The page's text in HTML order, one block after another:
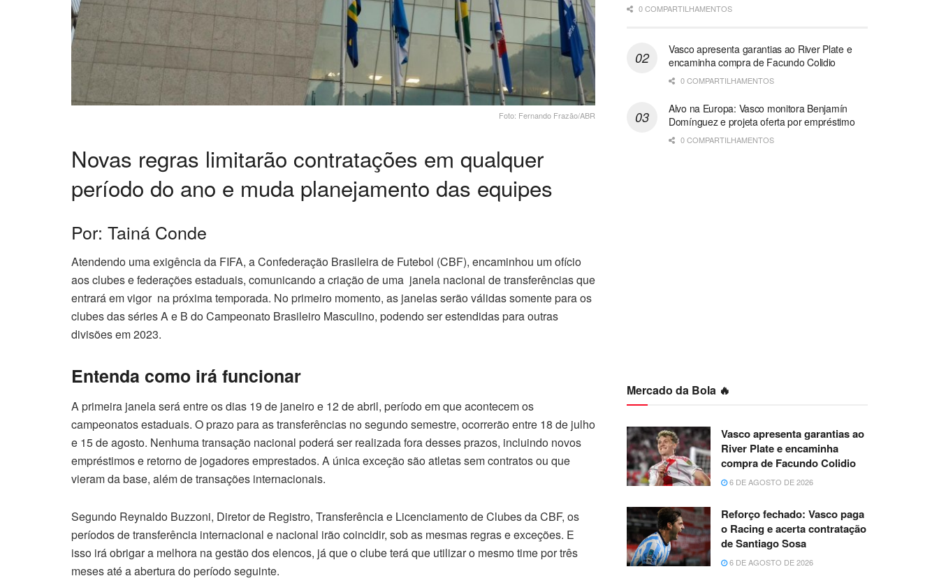
Foto: Fernando Frazão/ABR
Novas regras limitarão contratações em qualquer
período do ano e muda planejamento das equipes
Por: Tainá Conde
Atendendo uma exigência da FIFA, a Confederação Brasileira de Futebol (CBF), encaminhou um ofício
aos clubes e federações estaduais, comunicando a criação de uma janela nacional de transferências que
entrará em vigor na próxima temporada. No primeiro momento, as janelas serão válidas somente para os
clubes das séries A e B do Campeonato Brasileiro Masculino, podendo ser estendidas para outras
divisões em 2023.
Entenda como irá funcionar
A primeira janela será entre os dias 19 de janeiro e 12 de abril, período em que acontecem os
campeonatos estaduais. O prazo para as transferências no segundo semestre, ocorrerão entre 18 de julho
e 15 de agosto. Nenhuma transação nacional poderá ser realizada fora desses prazos, incluindo novos
empréstimos e retorno de jogadores emprestados. A única exceção são atletas sem contratos ou que
vieram da base, além de transações internacionais.
Segundo Reynaldo Buzzoni, Diretor de Registro, Transferência e Licenciamento de Clubes da CBF, os
períodos de transferência internacional e nacional irão coincidir, sob as mesmas regras e exceções. E
isso irá obrigar a melhora na gestão dos elencos, já que o clube terá que utilizar o mesmo time por três
meses até a abertura do período seguinte.
0 COMPARTILHAMENTOS
Vasco apresenta garantias ao River Plate e
encaminha compra de Facundo Colidio
0 COMPARTILHAMENTOS
Alvo na Europa: Vasco monitora Benjamín
Domínguez e projeta oferta por empréstimo
0 COMPARTILHAMENTOS
Mercado da Bola 🔥
Vasco apresenta garantias ao
River Plate e encaminha
compra de Facundo Colidio
6 DE AGOSTO DE 2026
Reforço fechado: Vasco paga
o Racing e acerta contratação
de Santiago Sosa
6 DE AGOSTO DE 2026